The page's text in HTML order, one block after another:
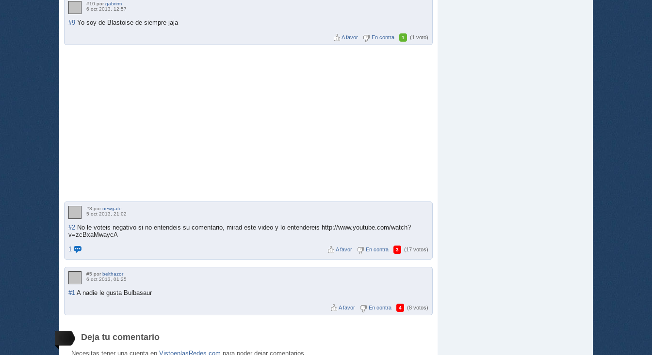
#10 por gabrirm
6 oct 2013, 12:57
#9 Yo soy de Blastoise de siempre jaja
A favor En contra 1 (1 voto)
#3 por newgate
5 oct 2013, 21:02
#2 No le voteis negativo si no entendeis su comentario, mirad este video y lo entendereis http://www.youtube.com/watch?
v=zcBxaMwaycA
1
A favor En contra 3 (17 votos)
#5 por belthazor
6 oct 2013, 01:25
#1 A nadie le gusta Bulbasaur
A favor En contra 4 (8 votos)
Deja tu comentario
Necesitas tener una cuenta en VistoenlasRedes.com para poder dejar comentarios.